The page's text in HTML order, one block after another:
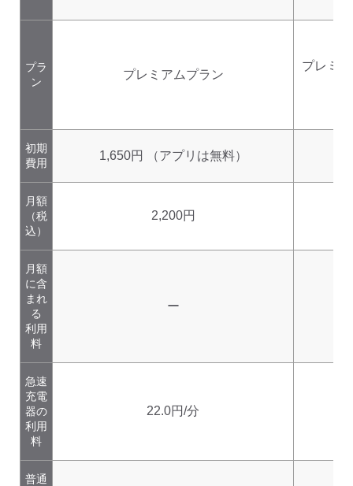
プラ
ン
プレミアムプラン
プレミ
初期
費用
1,650円 （アプリは無料）
月額
（税
込）
2,200円
月額
に含
まれ
る
利用
料
ー
急速
充電
器の
利用
料
22.0円/分
普通